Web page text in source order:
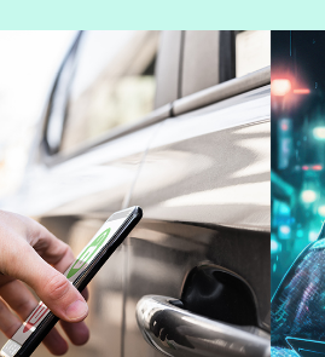
Aichi Sky Expo, Nagoya, Japan